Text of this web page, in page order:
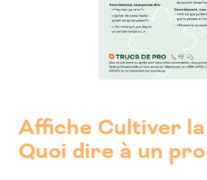
Affiche Cultiver
Quoi dire à un